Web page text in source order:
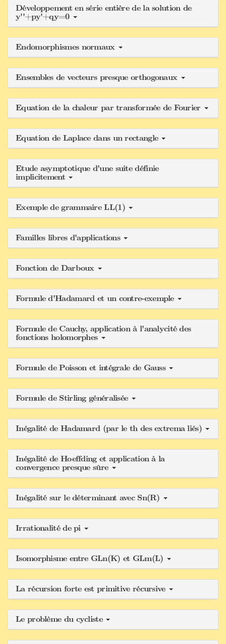
Développement en série entière de la solution de
y''+py'+qy=0
Endomorphismes normaux
Ensembles de vecteurs presque orthogonaux
Equation de la chaleur par transformée de Fourier
Equation de Laplace dans un rectangle
Etude asymptotique d'une suite définie
implicitement
Exemple de grammaire LL(1)
Familles libres d'applications
Fonction de Darboux
Formule d'Hadamard et un contre-exemple
Formule de Cauchy, application à l'analycité des
fonctions holomorphes
Formule de Poisson et intégrale de Gauss
Formule de Stirling généralisée
Inégalité de Hadamard (par le th des extrema liés)
Inégalité de Hoeffding et application à la
convergence presque sûre
Inégalité sur le déterminant avec Sn(R)
Irrationalité de pi
Isomorphisme entre GLn(K) et GLm(L)
La récursion forte est primitive récursive
Le problème du cycliste